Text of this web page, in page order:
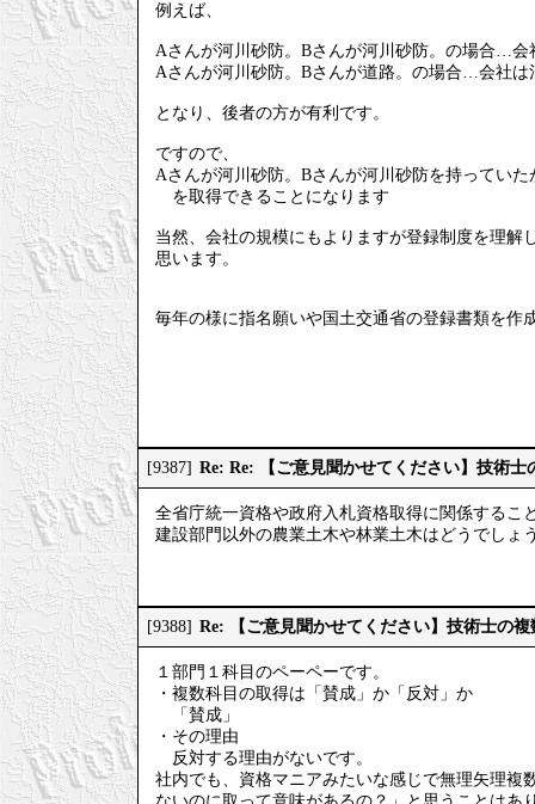
例えば、
Aさんが河川砂防。Bさんが河川砂防。の場合…会
Aさんが河川砂防。Bさんが道路。の場合…会社は
となり、後者の方が有利です。
ですので、
Aさんが河川砂防。Bさんが河川砂防を持ってい
を取得できることになります
当然、会社の規模にもよりますが登録制度を理
思います。
毎年の様に指名願いや国土交通省の登録書類を作
[9387] Re: Re: 【ご意見聞かせてください】技術士
全省庁統一資格や政府入札資格取得に関係するこ
建設部門以外の農業土木や林業土木はどうでしょ
[9388] Re: 【ご意見聞かせてください】技術士の
１部門１科目のペーペーです。
・複数科目の取得は「賛成」か「反対」か
「賛成」
・その理由
反対する理由がないです。
社内でも、資格マニアみたいな感じで無理矢理複